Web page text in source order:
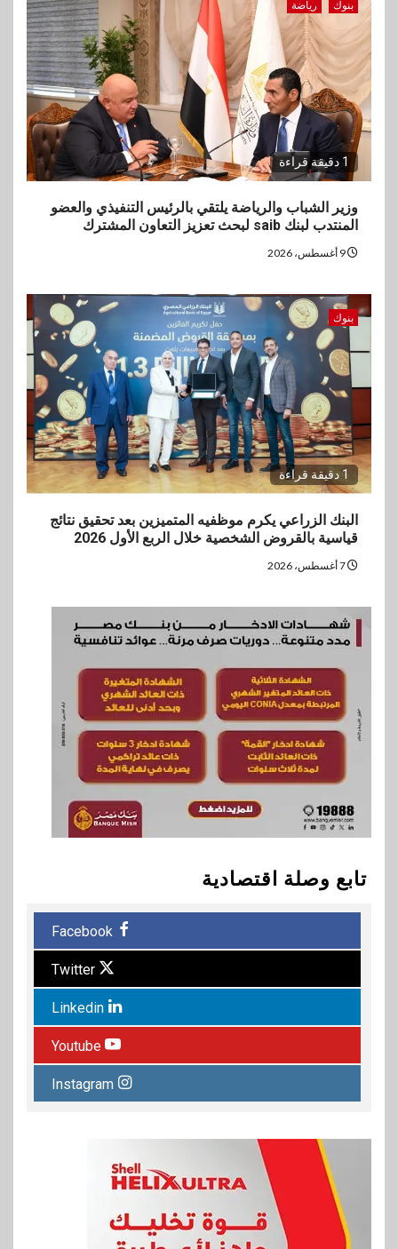
بنوك رياضة
1 دقيقة قراءة
وزير الشباب والرياضة يلتقي بالرئيس التنفيذي والعضو
المنتدب لبنك saib لبحث تعزيز التعاون المشترك
بنوك
1 دقيقة قراءة
البنك الزراعي يكرم موظفيه المتميزين بعد تحقيق نتائج
قياسية بالقروض الشخصية خلال الربع الأول 2026
تابع وصلة اقتصادية
Facebook
Twitter
Linkedin
Youtube
Instagram